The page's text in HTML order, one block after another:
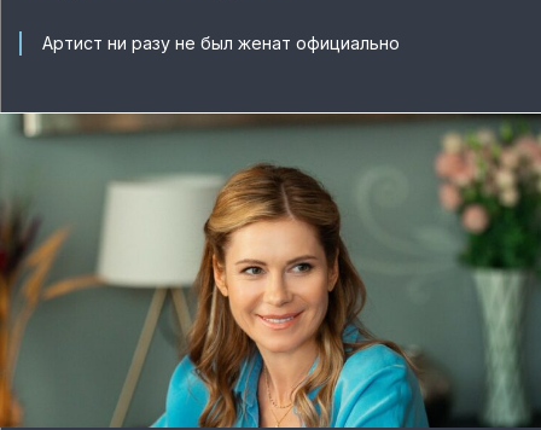
Артист ни разу не был женат официально